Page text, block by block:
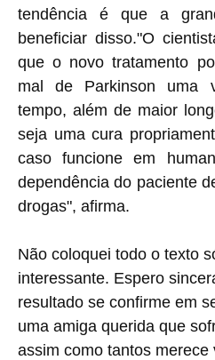
tendência é que a
beneficiar disso."O
que o novo tratamento
mal de Parkinson uma
tempo, além de maior
seja uma cura
caso funcione em
dependência do paciente
drogas", afirma.
Não coloquei todo o texto
interessante. Espero
resultado se confirme em
uma amiga querida que
assim como tantos merece